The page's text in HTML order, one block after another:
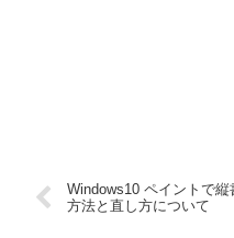
Windows10 ペイントで
方法と直し方について